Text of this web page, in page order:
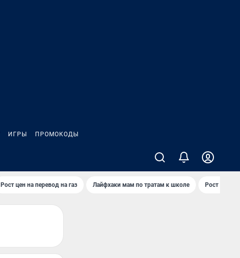
ИГРЫ ПРОМОКОДЫ
Рост цен на перевод на газ Лайфхаки мам по тратам к школе Рост цен на